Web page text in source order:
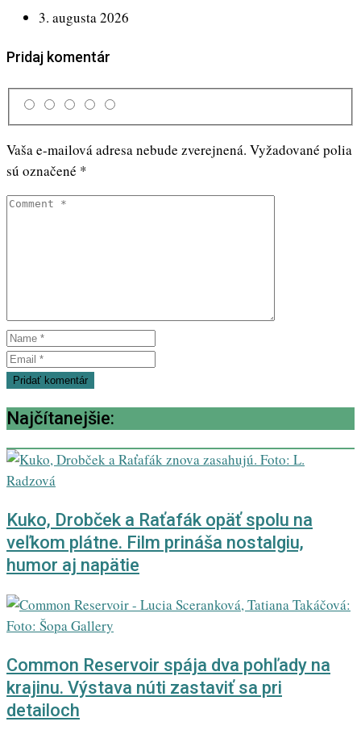
3. augusta 2026
Pridaj komentár
Vaša e-mailová adresa nebude zverejnená. Vyžadované polia
sú označené *
Najčítanejšie:
Kuko, Drobček a Raťafák opäť spolu na
veľkom plátne. Film prináša nostalgiu,
humor aj napätie
Common Reservoir spája dva pohľady na
krajinu. Výstava núti zastaviť sa pri
detailoch